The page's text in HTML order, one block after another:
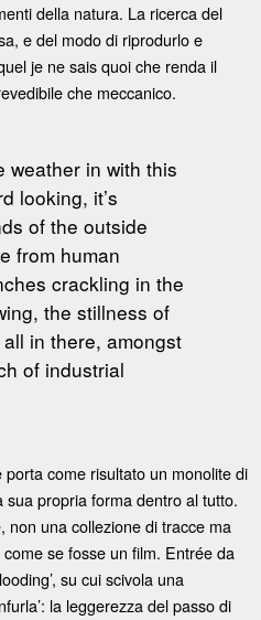
della natura. La ricerca del
e del modo di riprodurlo e
je ne sais quoi che renda il
che meccanico.
weather in with this
looking, it’s
of the outside
from human
crackling in the
the stillness of
in there, amongst
of industrial
come risultato un monolite di
propria forma dentro al tutto.
non una collezione di tracce ma
se fosse un film. Entrée da
su cui scivola una
la leggerezza del passo di